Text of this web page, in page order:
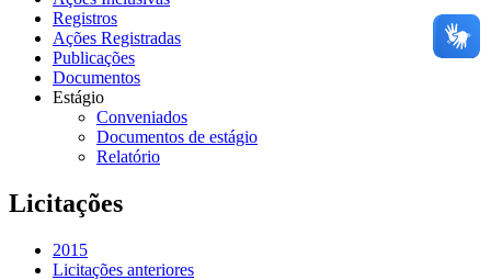
Registros
Ações Registradas
Publicações
Documentos
Estágio
Conveniados
Documentos de estágio
Relatório
Licitações
2015
Licitações anteriores